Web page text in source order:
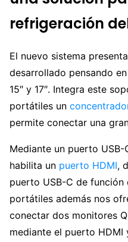
refrigeración
El nuevo sistema
desarrollado pensando
15″ y 17″. Integra este
portátiles un
permite conectar una
Mediante un puerto
habilita un puerto HDMI,
puerto USB-C de
portátiles además nos
conectar dos monitores
mediante el puerto HDMI